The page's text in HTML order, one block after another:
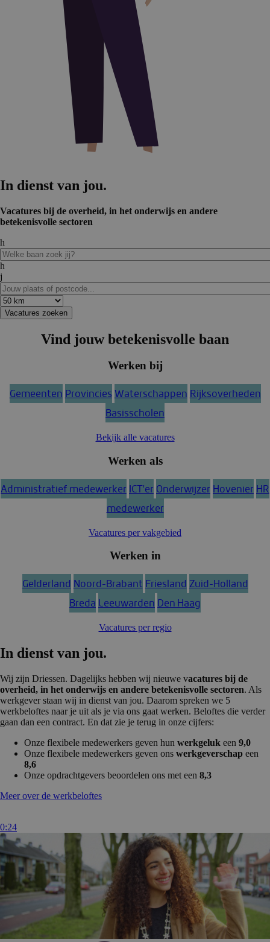
In dienst van jou.
Vacatures bij de overheid, in het onderwijs en andere
betekenisvolle sectoren
h
h
j
Vacatures zoeken
Vind jouw betekenis­volle baan
Werken bij
GemeentenProvinciesWaterschappenRijksoverheden
Basisscholen
Bekijk alle vacatures
Werken als
Administratief medewerkerICT'erOnderwijzerHovenierHR
medewerker
Vacatures per vakgebied
Werken in
GelderlandNoord-BrabantFrieslandZuid-Holland
BredaLeeuwardenDen Haag
Vacatures per regio
In dienst van jou.
Wij zijn Driessen. Dagelijks hebben wij nieuwe vacatures bij de
overheid, in het onderwijs en andere betekenisvolle sectoren. Als
werkgever staan wij in dienst van jou. Daarom spreken we 5
werkbeloftes naar je uit als je via ons gaat werken. Beloftes die verder
gaan dan een contract. En dat zie je terug in onze cijfers:
Onze flexibele medewerkers geven hun werkgeluk een 9,0
Onze flexibele medewerkers geven ons werkgeverschap een
8,6
Onze opdrachtgevers beoordelen ons met een 8,3
Meer over de werkbeloftes
0:24